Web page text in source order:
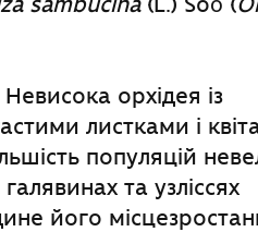
Невисока орхідея із
листками і
популяцій
та узліссях
його